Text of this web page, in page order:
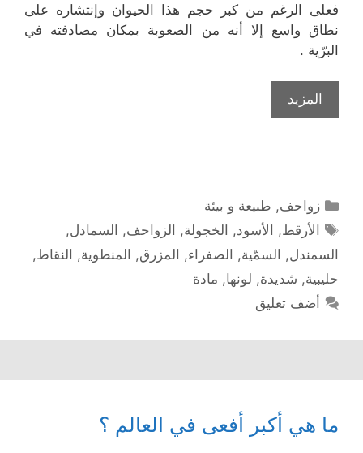
فعلى الرغم من كبر حجم هذا الحيوان وإنتشاره على
نطاق واسع إلا أنه من الصعوبة بمكان مصادفته في
البرّية .
المزيد
التصنيفات
زواحف, طبيعة و بيئة
الوسوم
الأرقط, الأسود, الخجولة, الزواحف, السمادل,
السمندل, السمّية, الصفراء, المزرق, المنطوية, النقاط,
حليبية, شديدة, لونها, مادة
أضف تعليق
ما هي أكبر أفعى في العالم ؟